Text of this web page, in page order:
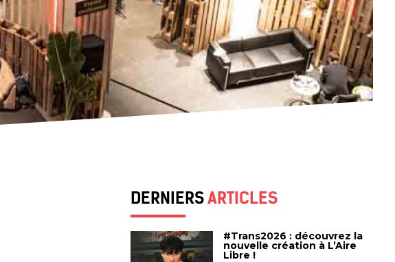
DERNIERSARTICLES
#Trans2026 : découvrez la
nouvelle création à L’Aire
Libre !